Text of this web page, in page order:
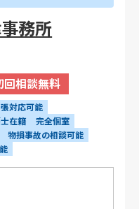
務所
回相談無料
対応可能
在籍
完全個室
物損事故の相談可能